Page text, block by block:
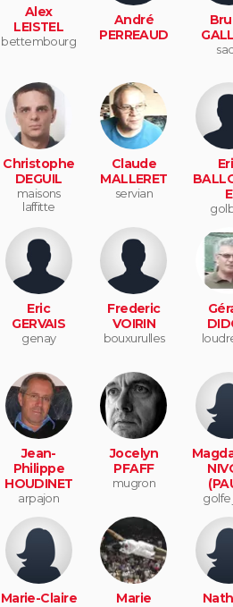
Alex
LEISTEL
bettembourg
André
PERREAUD
Christophe
DEGUIL
maisons
laffitte
Claude
MALLERET
servian
E
Eric
GERVAIS
genay
Frederic
VOIRIN
bouxurulles
Jean-
Philippe
HOUDINET
arpajon
Jocelyn
PFAFF
mugron
golfe
Marie-Claire
Marie